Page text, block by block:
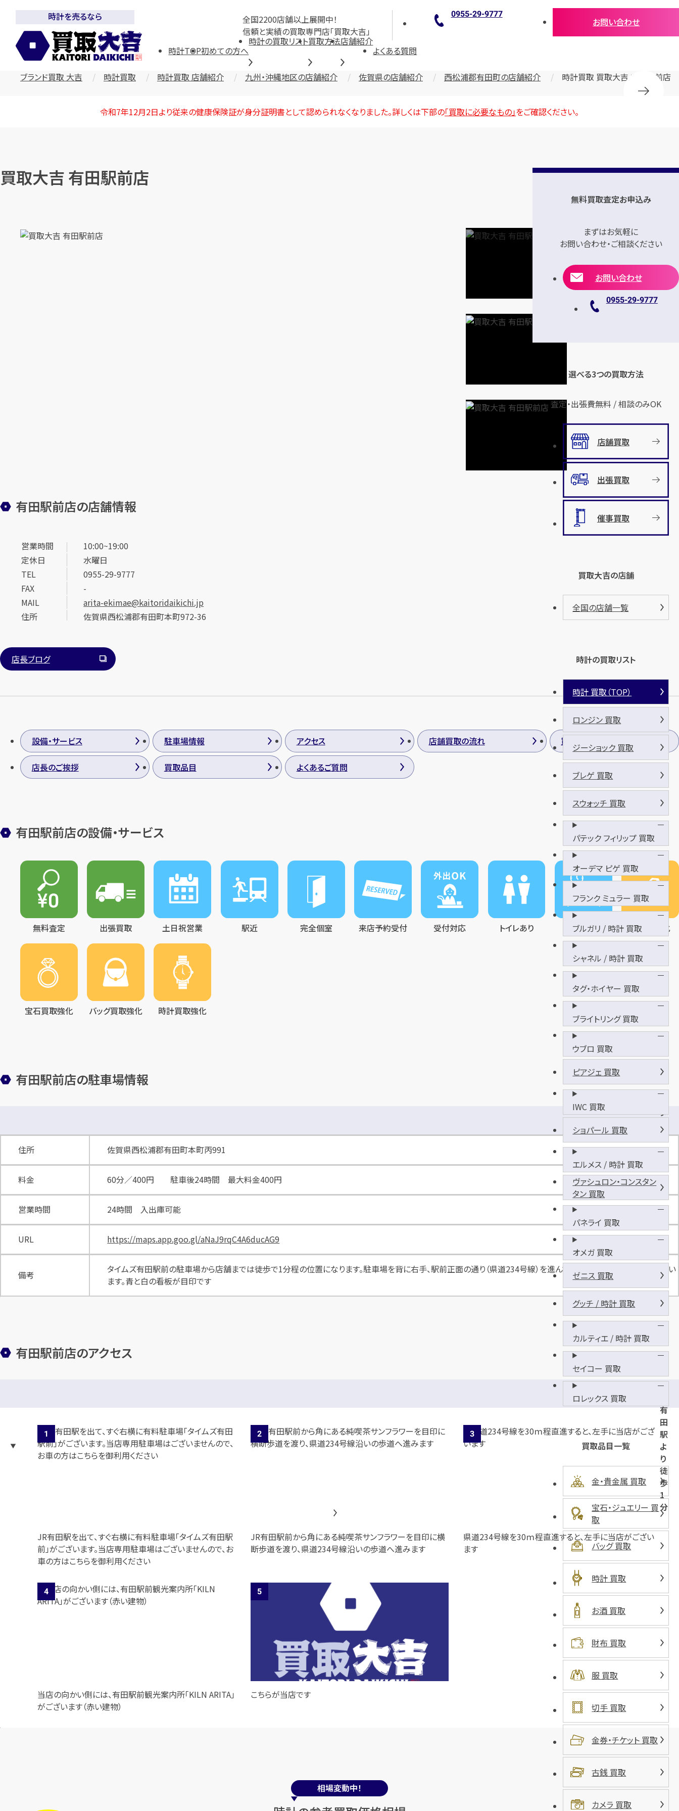
全国2200店舗以上展開中！
信頼と実績の買取専門店「買取大吉」
時計を売るなら 0955-29-9777
お問い合わせ
時計TOP初めての方へ
時計の買取リスト買取方法店舗紹介
よくある質問
ブランド買取 大吉 時計買取 時計買取 店舗紹介 九州・沖縄地区の店舗紹介 佐賀県の店舗紹介 西松浦郡有田町の店舗紹介 時計買取 買取大吉 有田駅前店
令和7年12月2日より従来の健康保険証が身分証明書として認められなくなりました。詳しくは下部の「買取に必要なもの」をご確認ください。
買取大吉 有田駅前店
有田駅前店の店舗情報
営業時間
10:00~19:00
定休日
水曜日
TEL
0955-29-9777
FAX
-
MAIL
arita-ekimae@kaitoridaikichi.jp
住所
佐賀県西松浦郡有田町本町972-36
店長ブログ
設備・サービス 駐車場情報 アクセス 店舗買取の流れ 買取方法
店長のご挨拶 買取品目 よくあるご質問
有田駅前店の設備・サービス
無料査定 出張買取 土日祝営業 駅近 完全個室 来店予約受付 受付対応 トイレあり 待合室完備 金買取強化
宝石買取強化 バッグ買取強化 時計買取強化
有田駅前店の駐車場情報
タ
イ
ム
ズ
田
駅
前
住所 佐賀県西松浦郡有田町本町丙991
料金 60分／400円 駐車後24時間 最大料金400円
営業時間 24時間 入出庫可能
URL https://maps.app.goo.gl/aNaJ9rqC4A6ducAG9
備考
タイムズ有田駅前の駐車場から店舗までは徒歩で1分程の位置になります。駐車場を背に右手、駅前正面の通り（県道234号線）を進んでいただくと左手に当店がござい
ます。青と白の看板が目印です
有田駅前店のアクセス
J
有
田
駅
よ
り
徒
歩
1
分
JR有田駅を出て、すぐ右横に有料駐車場「タイムズ有田駅
前」がございます。当店専用駐車場はございませんので、お
車の方はこちらを御利用ください
JR有田駅前から角にある純喫茶サンフラワーを目印に横
断歩道を渡り、県道234号線沿いの歩道へ進みます
県道234号線を30ｍ程直進すると、左手に当店がござい
ます
当店の向かい側には、有田駅前観光案内所「KILN ARITA」
がございます（赤い建物）
こちらが当店です
相場変動中！
無料買取査定お申込み
まずはお気軽に
お問い合わせ・ご相談ください
お問い合わせ
0955-29-9777
選べる3つの買取方法
査定・出張費無料 / 相談のみOK
店舗買取
出張買取
催事買取
買取大吉の店舗
全国の店舗一覧
時計の買取リスト
時計 買取（TOP）
ロンジン 買取
ジーショック 買取
ブレゲ 買取
スウォッチ 買取
パテック フィリップ 買取
オーデマ ピゲ 買取
フランク ミュラー 買取
ブルガリ / 時計 買取
シャネル / 時計 買取
タグ・ホイヤー 買取
ブライトリング 買取
ウブロ 買取
ピアジェ 買取
IWC 買取
ショパール 買取
エルメス / 時計 買取
ヴァシュロン・コンスタン
タン 買取
パネライ 買取
オメガ 買取
ゼニス 買取
グッチ / 時計 買取
カルティエ / 時計 買取
セイコー 買取
ロレックス 買取
買取品目一覧
金・貴金属 買取
宝石・ジュエリー 買
取
バッグ 買取
時計 買取
お酒 買取
財布 買取
服 買取
切手 買取
金券・チケット 買取
古銭 買取
カメラ 買取